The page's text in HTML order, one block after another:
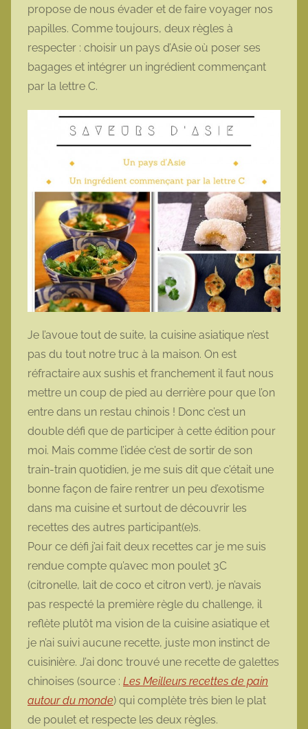
propose de nous évader et de faire voyager nos
papilles. Comme toujours, deux règles à
respecter : choisir un pays d’Asie où poser ses
bagages et intégrer un ingrédient commençant
par la lettre C.
Je l’avoue tout de suite, la cuisine asiatique n’est
pas du tout notre truc à la maison. On est
réfractaire aux sushis et franchement il faut nous
mettre un coup de pied au derrière pour que l’on
entre dans un restau chinois ! Donc c’est un
double défi que de participer à cette édition pour
moi. Mais comme l’idée c’est de sortir de son
train-train quotidien, je me suis dit que c’était une
bonne façon de faire rentrer un peu d’exotisme
dans ma cuisine et surtout de découvrir les
recettes des autres participant(e)s.
Pour ce défi j’ai fait deux recettes car je me suis
rendue compte qu’avec mon poulet 3C
(citronelle, lait de coco et citron vert), je n’avais
pas respecté la première règle du challenge, il
reflète plutôt ma vision de la cuisine asiatique et
je n’ai suivi aucune recette, juste mon instinct de
cuisinière. J’ai donc trouvé une recette de galettes
chinoises (source : Les Meilleurs recettes de pain
autour du monde) qui complète très bien le plat
de poulet et respecte les deux règles.